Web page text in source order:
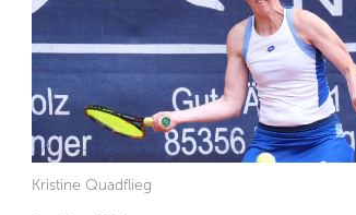
Kristine Quadflieg